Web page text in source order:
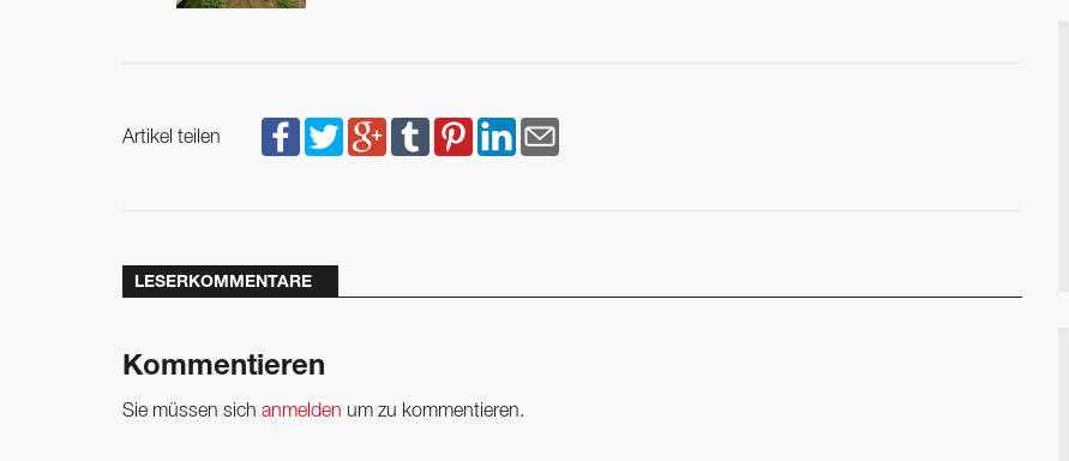
Artikel teilen
LESERKOMMENTARE
Kommentieren
Sie müssen sich anmelden um zu kommentieren.